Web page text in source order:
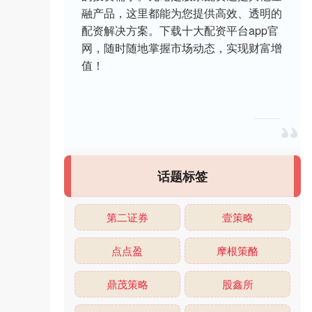
融产品，这里都能为您提供高效、透明的
配资解决方案。下载十大配资平台app官
网，随时随地掌握市场动态，实现财富增
值！
话题标签
第二证券 壹策略
点点盈 摩根策酪
鼎茂策略 股鑫所